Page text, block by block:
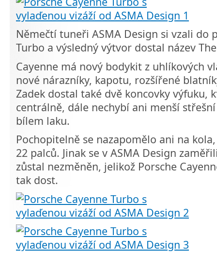
Němečtí tuneři ASMA Design si vzali do
Turbo a výsledný výtvor dostal název
Cayenne má nový bodykit z uhlíkových
nové nárazníky, kapotu, rozšířené
Zadek dostal také dvě koncovky výfuku,
centrálně, dále nechybí ani menší
bílem laku.
Pochopitelně se nazapomělo ani na
22 palců. Jinak se v ASMA Design
zůstal nezměněn, jelikož Porsche
tak dost.